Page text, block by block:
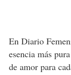
En Diario
esencia más
de amor para